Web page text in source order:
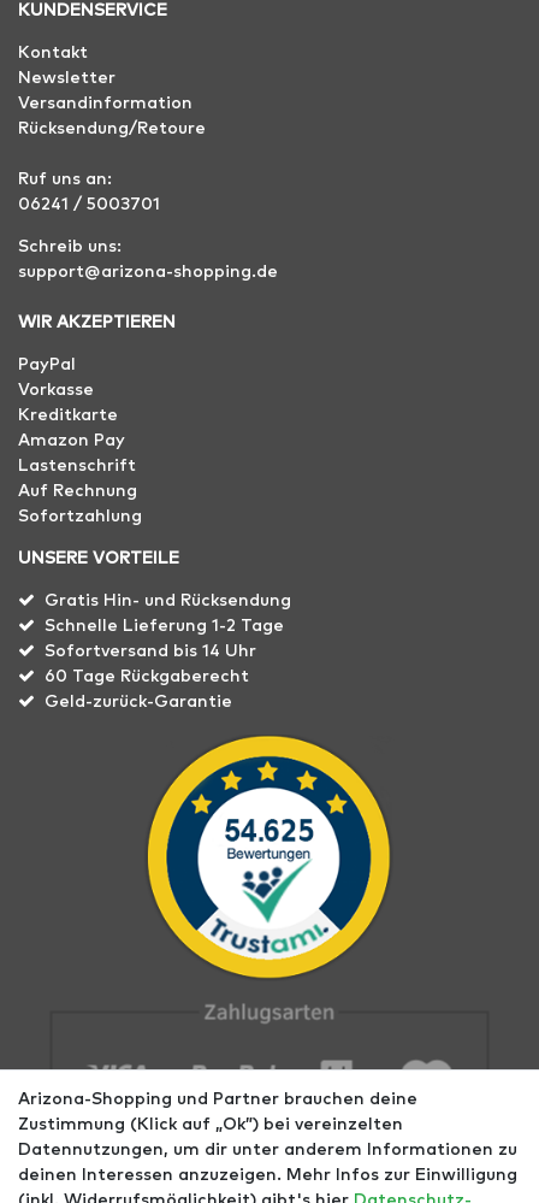
KUNDENSERVICE
Kontakt
Newsletter
Versandinformation
Rücksendung/Retoure
Ruf uns an:
06241 / 5003701
Schreib uns:
support@arizona-shopping.de
WIR AKZEPTIEREN
PayPal
Vorkasse
Kreditkarte
Amazon Pay
Lastenschrift
Auf Rechnung
Sofortzahlung
UNSERE VORTEILE
Gratis Hin- und Rücksendung
Schnelle Lieferung 1-2 Tage
Sofortversand bis 14 Uhr
60 Tage Rückgaberecht
Geld-zurück-Garantie
Arizona-Shopping und Partner brauchen deine
Zustimmung (Klick auf „Ok”) bei vereinzelten
Datennutzungen, um dir unter anderem Informationen zu
deinen Interessen anzuzeigen. Mehr Infos zur Einwilligung